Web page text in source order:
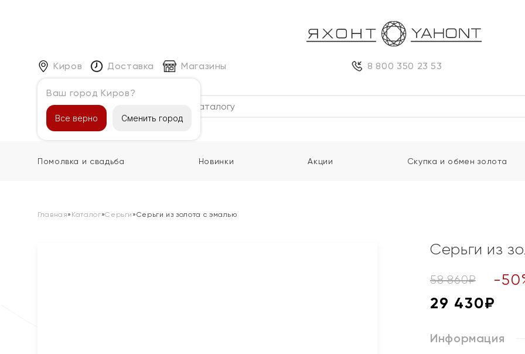
Киров
Ваш город Киров?
Все верно Сменить город
Доставка Магазины 8 800 350 23 53
Каталог
Помолвка и свадьба Новинки Акции Скупка и обмен золота
Главная» Каталог»Серьги »Серьги из золота с эмалью
Серьги из
58 860₽ -50
29 430₽
Информация